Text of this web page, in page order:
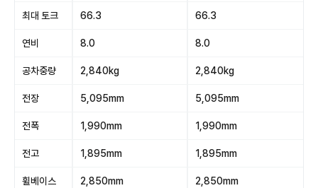
최대 토크 66.3 66.3
연비 8.0 8.0
공차중량 2,840kg 2,840kg
전장 5,095mm 5,095mm
전폭 1,990mm 1,990mm
전고 1,895mm 1,895mm
휠베이스 2,850mm 2,850mm